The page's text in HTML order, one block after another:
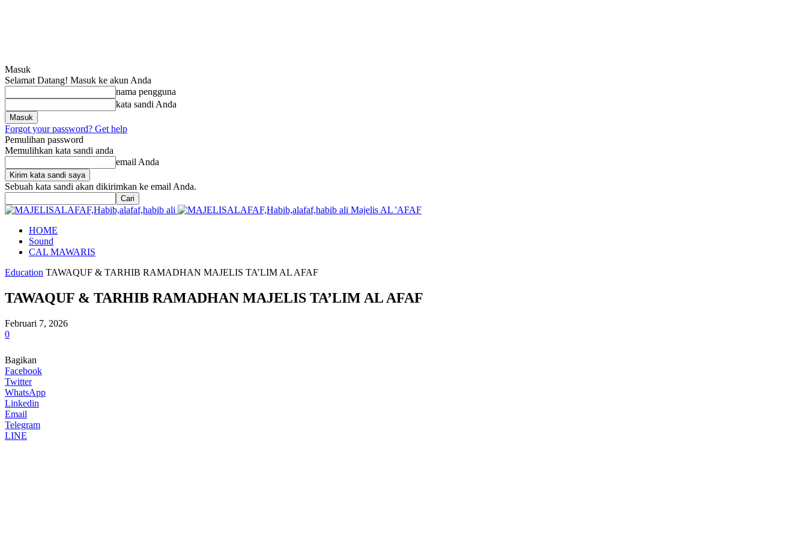
Masuk
Selamat Datang! Masuk ke akun Anda
nama pengguna
kata sandi Anda
Forgot your password? Get help
Pemulihan password
Memulihkan kata sandi anda
email Anda
Sebuah kata sandi akan dikirimkan ke email Anda.
Majelis AL 'AFAF
HOME
Sound
CAL MAWARIS
Education TAWAQUF & TARHIB RAMADHAN MAJELIS TA’LIM AL AFAF
TAWAQUF & TARHIB RAMADHAN MAJELIS TA’LIM AL AFAF
Februari 7, 2026
0
Bagikan
Facebook
Twitter
WhatsApp
Linkedin
Email
Telegram
LINE